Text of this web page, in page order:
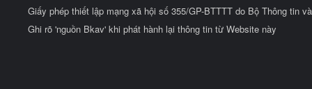
Giấy phép thiết lập mạng xã hội số 355/GP-BTTTT do Bộ Thông tin
Ghi rõ 'nguồn Bkav' khi phát hành lại thông tin từ Website này